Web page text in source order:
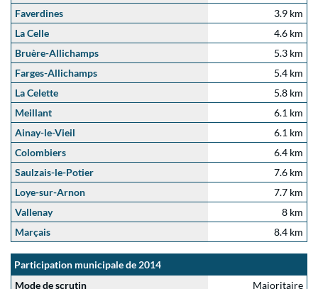
Faverdines
3.9 km
La Celle
4.6 km
Bruère-Allichamps
5.3 km
Farges-Allichamps
5.4 km
La Celette
5.8 km
Meillant
6.1 km
Ainay-le-Vieil
6.1 km
Colombiers
6.4 km
Saulzais-le-Potier
7.6 km
Loye-sur-Arnon
7.7 km
Vallenay
8 km
Marçais
8.4 km
Participation municipale de 2014
Mode de scrutin
Majoritaire